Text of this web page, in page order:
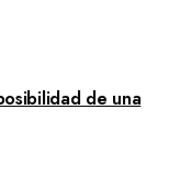
de una